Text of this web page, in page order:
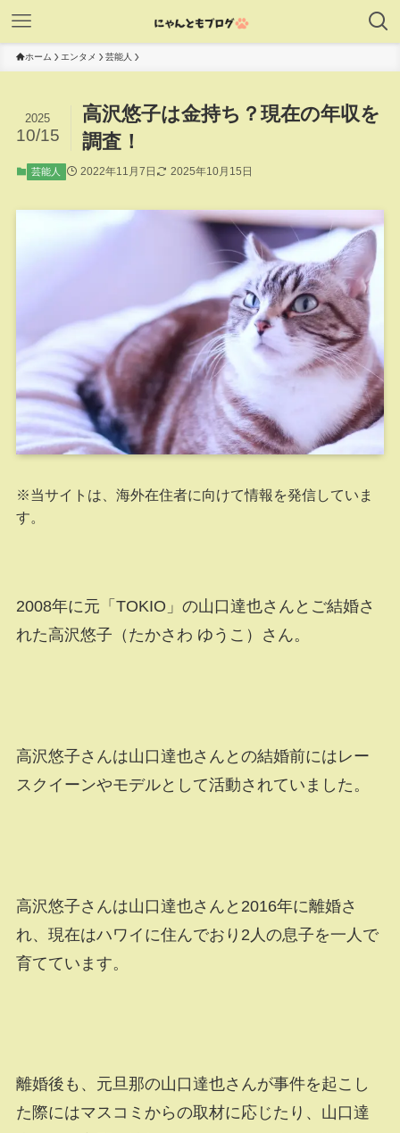
ホーム エンタメ 芸能人
高沢悠子は金持ち？現在の年収を
調査！
2025
10/15
芸能人 2022年11月7日 2025年10月15日
※当サイトは、海外在住者に向けて情報を発信していま
す。
2008年に元「TOKIO」の山口達也さんとご結婚さ
れた高沢悠子（たかさわ ゆうこ）さん。
高沢悠子さんは山口達也さんとの結婚前にはレー
スクイーンやモデルとして活動されていました。
高沢悠子さんは山口達也さんと2016年に離婚さ
れ、現在はハワイに住んでおり2人の息子を一人で
育てています。
離婚後も、元旦那の山口達也さんが事件を起こし
た際にはマスコミからの取材に応じたり、山口達